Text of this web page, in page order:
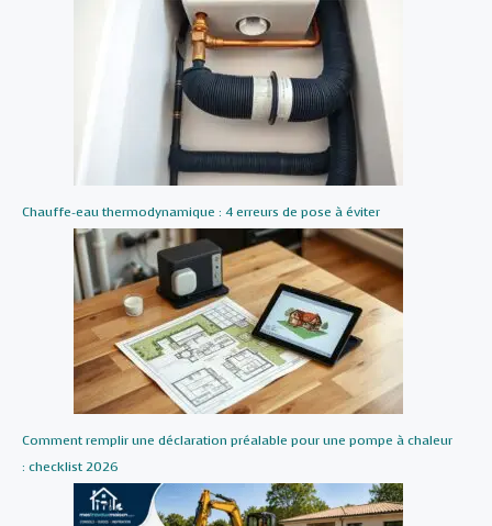
Chauffe-eau thermodynamique : 4 erreurs de pose à éviter
Comment remplir une déclaration préalable pour une pompe à chaleur
: checklist 2026